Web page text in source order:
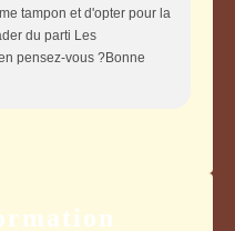
tampon et d'opter pour la
du parti Les
pensez-vous ?Bonne